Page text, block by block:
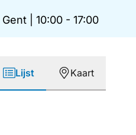
10:00 - 17:00
Lijst Kaart